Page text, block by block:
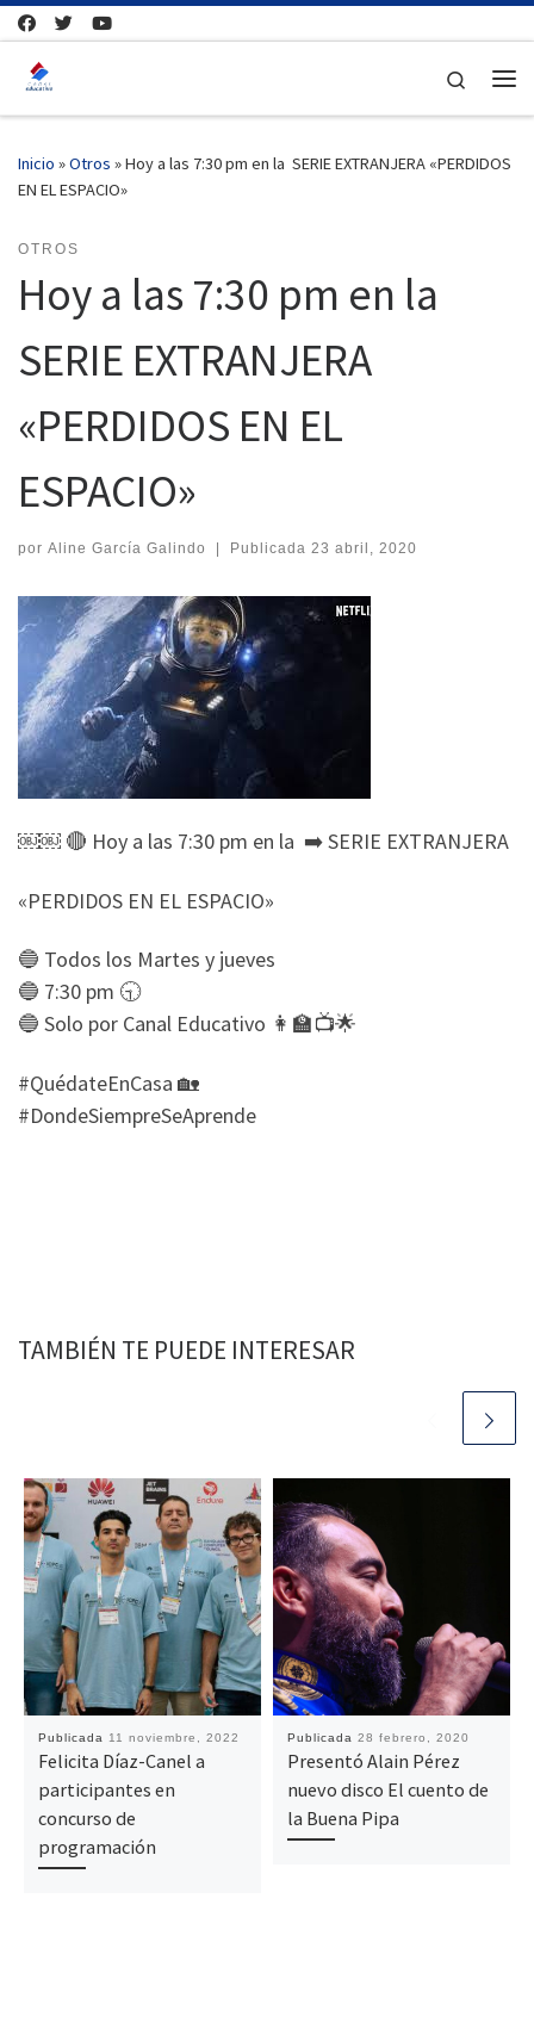
Saltar al contenido
Search
Inicio »Otros »Hoy a las 7:30 pm en la SERIE EXTRANJERA «PERDIDOS
EN EL ESPACIO»
OTROS
Hoy a las 7:30 pm en la
SERIE EXTRANJERA
«PERDIDOS EN EL
ESPACIO»
por Aline García Galindo | Publicada 23 abril, 2020
￼￼ 🔴 Hoy a las 7:30 pm en la ➡️ SERIE EXTRANJERA
«PERDIDOS EN EL ESPACIO»
🔵 Todos los Martes y jueves
🔵 7:30 pm 🕤
🔵 Solo por Canal Educativo 👩‍🏫📺🌟
#QuédateEnCasa 🏡
#DondeSiempreSeAprende
TAMBIÉN TE PUEDE INTERESAR
Publicada 11 noviembre, 2022
Felicita Díaz-Canel a
participantes en
concurso de
programación
Publicada 28 febrero, 2020
Presentó Alain Pérez
nuevo disco El cuento de
la Buena Pipa